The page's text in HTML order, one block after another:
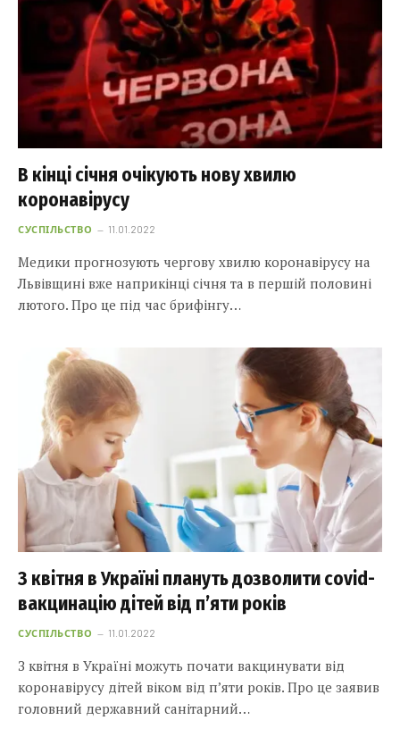
В кінці січня очікують нову хвилю
коронавірусу
СУСПІЛЬСТВО 11.01.2022
Медики прогнозують чергову хвилю коронавірусу на
Львівщині вже наприкінці січня та в першій половині
лютого. Про це під час брифінгу…
З квітня в Україні плануть дозволити covid-
вакцинацію дітей від п’яти років
СУСПІЛЬСТВО 11.01.2022
З квітня в Україні можуть почати вакцинувати від
коронавірусу дітей віком від п’яти років. Про це заявив
головний державний санітарний…